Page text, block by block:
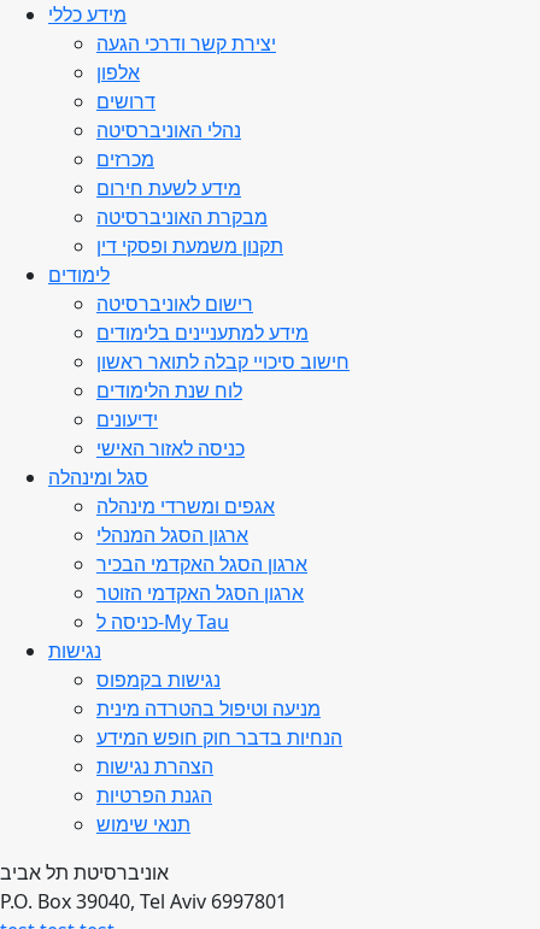
מידע כללי
יצירת קשר ודרכי הגעה
אלפון
דרושים
נהלי האוניברסיטה
מכרזים
מידע לשעת חירום
מבקרת האוניברסיטה
תקנון משמעת ופסקי דין
לימודים
רישום לאוניברסיטה
מידע למתעניינים בלימודים
חישוב סיכויי קבלה לתואר ראשון
לוח שנת הלימודים
ידיעונים
כניסה לאזור האישי
סגל ומינהלה
אגפים ומשרדי מינהלה
ארגון הסגל המנהלי
ארגון הסגל האקדמי הבכיר
ארגון הסגל האקדמי הזוטר
כניסה ל-My Tau
נגישות
נגישות בקמפוס
מניעה וטיפול בהטרדה מינית
הנחיות בדבר חוק חופש המידע
הצהרת נגישות
הגנת הפרטיות
תנאי שימוש
אוניברסיטת תל אביב
P.O. Box 39040, Tel Aviv 6997801